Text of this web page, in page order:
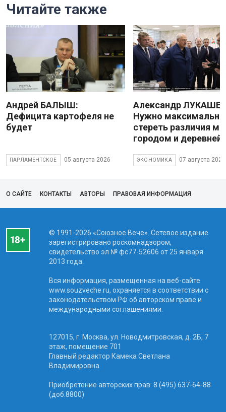
Читайте также
Андрей БАЛЫШ:
Дефицита картофеля не
будет
ПАРЛАМЕНТСКОЕ 05 августа 2026
Александр
Нужно максимально
стереть различия
городом и деревней
ЭКОНОМИКА 07 августа 2026
О САЙТЕ КОНТАКТЫ АВТОРЫ ПРАВОВАЯ ИНФОРМАЦИЯ
© 1991-2026 «Союзное Вече». Сетевое издание
зарегистрировано роскомнадзором,
свидетельство эл № фc77-52606 от 25 января
2013 года.
Вся информация, размещенная на веб-сайте
www.souzveche.ru, охраняется в соответствии с
законодательством РФ об авторском праве и
международными соглашениями.
127015, г. Москва, ул. Новодмитровская, д. 2Б, 7
этаж, помещение 701
Главный редактор Камека Светлана
Владимировна
Приобретение авторских прав: 8 (495) 637-64-88
(доб.8800)